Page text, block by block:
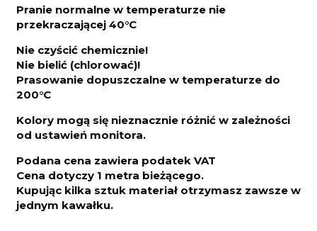
Pranie normalne w temperaturze nie
przekraczającej 40°C
Nie czyścić chemicznie!
Nie bielić (chlorować)!
Prasowanie dopuszczalne w temperaturze do
200°C
Kolory mogą się nieznacznie różnić w zależności
od ustawień monitora.
Podana cena zawiera podatek VAT
Cena dotyczy 1 metra bieżącego.
Kupując kilka sztuk materiał otrzymasz zawsze w
jednym kawałku.